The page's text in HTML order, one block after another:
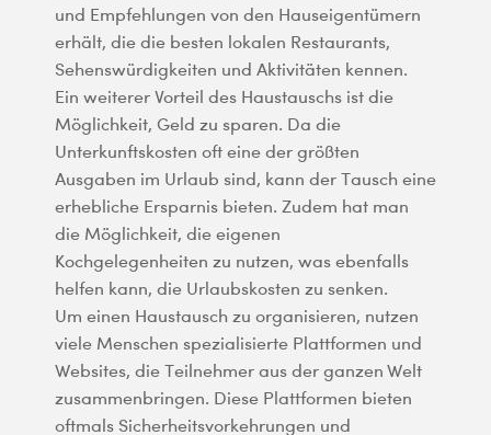
und Empfehlungen von den Hauseigentümern
erhält, die die besten lokalen Restaurants,
Sehenswürdigkeiten und Aktivitäten kennen.
Ein weiterer Vorteil des Haustauschs ist die
Möglichkeit, Geld zu sparen. Da die
Unterkunftskosten oft eine der größten
Ausgaben im Urlaub sind, kann der Tausch eine
erhebliche Ersparnis bieten. Zudem hat man
die Möglichkeit, die eigenen
Kochgelegenheiten zu nutzen, was ebenfalls
helfen kann, die Urlaubskosten zu senken.
Um einen Haustausch zu organisieren, nutzen
viele Menschen spezialisierte Plattformen und
Websites, die Teilnehmer aus der ganzen Welt
zusammenbringen. Diese Plattformen bieten
oftmals Sicherheitsvorkehrungen und